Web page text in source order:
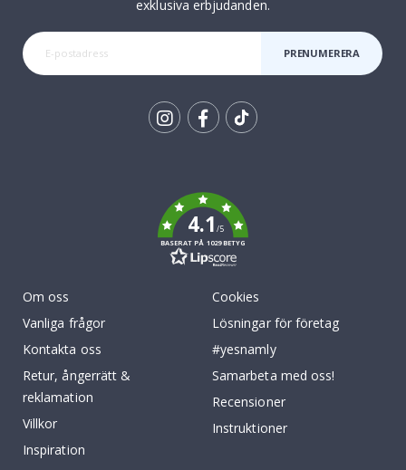
exklusiva erbjudanden.
PRENUMERERA
4.1/5
BASERAT PÅ 1029 BETYG
Om oss
Vanliga frågor
Kontakta oss
Retur, ångerrätt &
reklamation
Villkor
Inspiration
Cookies
Lösningar för företag
#yesnamly
Samarbeta med oss!
Recensioner
Instruktioner